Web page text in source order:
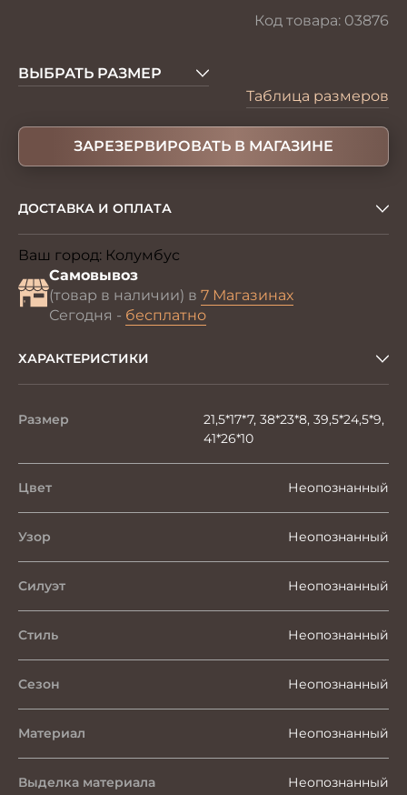
Код товара: 03876
ВЫБРАТЬ РАЗМЕР
Таблица размеров
ЗАРЕЗЕРВИРОВАТЬ В МАГАЗИНЕ
ДОСТАВКА И ОПЛАТА
Ваш город: Колумбус
Самовывоз
(товар в наличии) в 7 Магазинах
Сегодня - бесплатно
ХАРАКТЕРИСТИКИ
Размер
21,5*17*7, 38*23*8, 39,5*24,5*9,
41*26*10
Цвет Неопознанный
Узор Неопознанный
Силуэт Неопознанный
Стиль Неопознанный
Сезон Неопознанный
Материал Неопознанный
Выделка материала Неопознанный